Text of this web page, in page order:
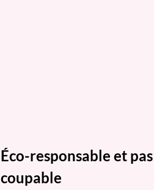
Éco-responsable et pas
coupable